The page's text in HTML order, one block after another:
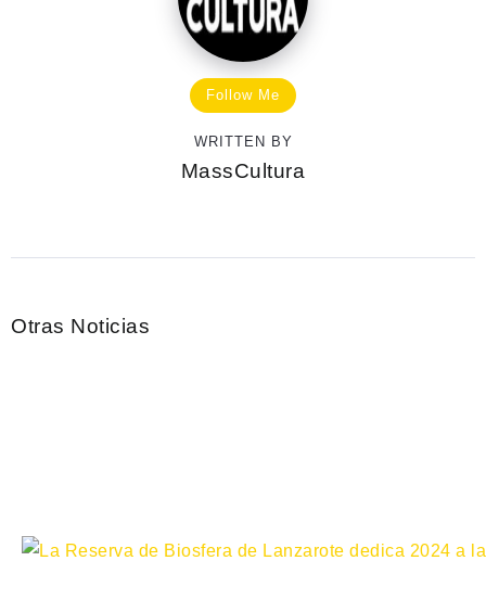
Follow Me
WRITTEN BY
MassCultura
Otras Noticias